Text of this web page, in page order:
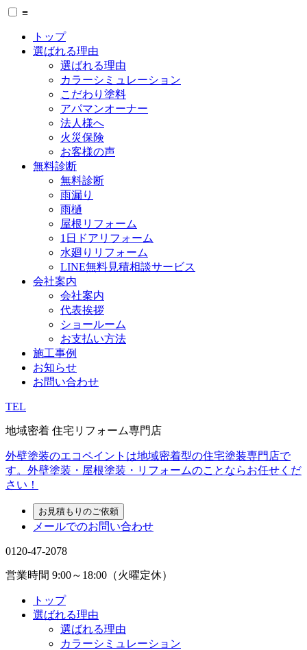
≡
トップ
選ばれる理由
選ばれる理由
カラーシミュレーション
こだわり塗料
アパマンオーナー
法人様へ
火災保険
お客様の声
無料診断
無料診断
雨漏り
雨樋
屋根リフォーム
1日ドアリフォーム
水廻りリフォーム
LINE無料見積相談サービス
会社案内
会社案内
代表挨拶
ショールーム
お支払い方法
施工事例
お知らせ
お問い合わせ
TEL
地域密着 住宅リフォーム専門店
外壁塗装のエコペイントは地域密着型の住宅塗装専門店で
す。外壁塗装・屋根塗装・リフォームのことならお任せくだ
さい！
お見積もりのご依頼
メールでのお問い合わせ
0120-47-2078
営業時間 9:00～18:00（火曜定休）
トップ
選ばれる理由
選ばれる理由
カラーシミュレーション